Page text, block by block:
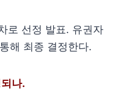
로 선정 발표. 유권자
해 최종 결정한다.
나.